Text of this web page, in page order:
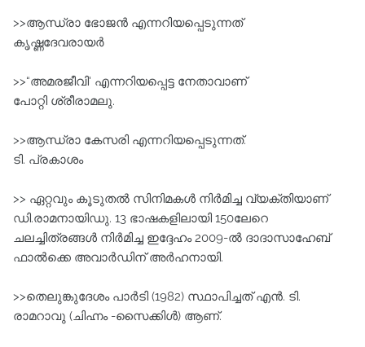
>>ആന്ധ്രാ ഭോജന്‍ എന്നറിയപ്പെടുന്നത്‌
കൃഷ്ണദേവരായര്‍
>>“അമരജീവി' എന്നറിയപ്പെട്ട നേതാവാണ്‌
പോറ്റി ശ്രീരാമലു.
>>ആന്ധ്രാ കേസരി എന്നറിയപ്പെടുന്നത്‌.
ടി. പ്രകാശം
>> ഏറ്റവും കൂടുതല്‍ സിനിമകള്‍ നിര്‍മിച്ച വ്യക്തിയാണ്‌
ഡി.രാമനായിഡു. 13 ഭാഷകളിലായി 150ലേറെ
ചലച്ചിത്രങ്ങള്‍ നിര്‍മിച്ച ഇദ്ദേഹം 2009-ല്‍ ദാദാസാഹേബ്‌
ഫാല്‍ക്കെ അവാര്‍ഡിന്‌ അര്‍ഹനായി.
>>തെലുങ്കുദേശം പാര്‍ടി (1982) സ്ഥാപിച്ചത്‌ എന്‍. ടി.
രാമറാവു (ചിഹ്നം -സൈക്കിള്‍) ആണ്‌.